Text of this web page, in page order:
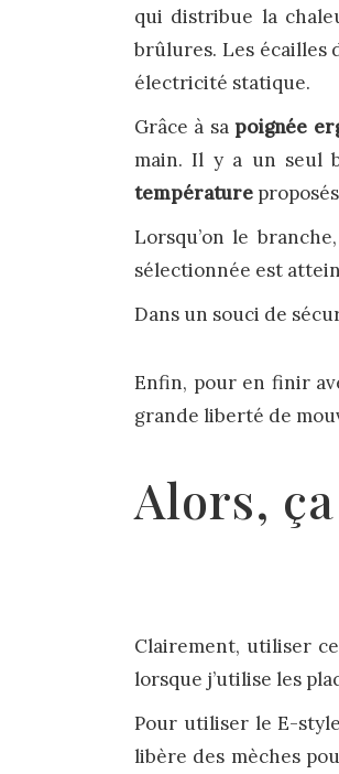
qui distribue la
brûlures. Les écailles
électricité statique.
Grâce à sapoignée
main. Il y a un seul
température
Lorsqu’on le
sélectionnée est
Dans un souci de
Enfin, pour en finir
grande liberté de
Alors,
Clairement, utiliser
lorsque j’utilise les
Pour utiliser le E-
libère des mèches